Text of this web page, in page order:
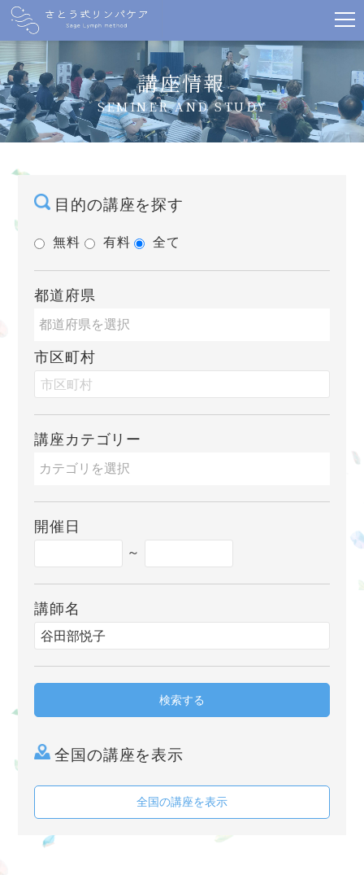
講座情報
SEMINER AND STUDY
目的の講座を探す
無料 有料 全て
都道府県
市区町村
講座カテゴリー
開催日
～
講師名
検索する
全国の講座を表示
全国の講座を表示